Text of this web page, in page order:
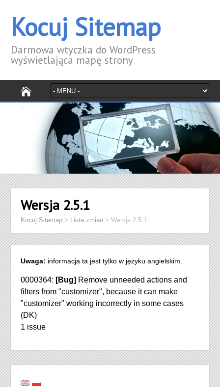
Kocuj Sitemap
Darmowa wtyczka do WordPress
wyświetlająca mapę strony
Wersja 2.5.1
Kocuj Sitemap > Lista zmian >Wersja 2.5.1
Uwaga: informacja ta jest tylko w języku angielskim.
0000364: [Bug] Remove unneeded actions and
filters from "customizer", because it can make
"customizer" working incorrectly in some cases
(DK)
1 issue